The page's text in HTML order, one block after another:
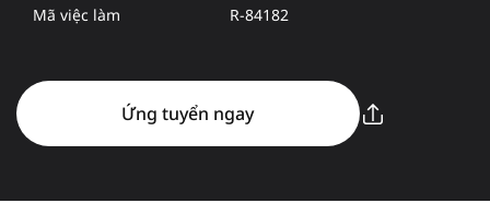
Mã việc làm R-84182
Ứng tuyển ngay